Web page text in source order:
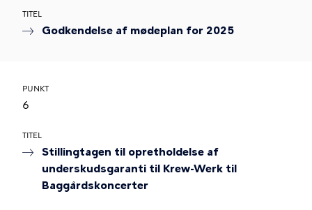
TITEL
Godkendelse af mødeplan for 2025
PUNKT
6
TITEL
Stillingtagen til opretholdelse af
underskudsgaranti til Krew-Werk til
Baggårdskoncerter